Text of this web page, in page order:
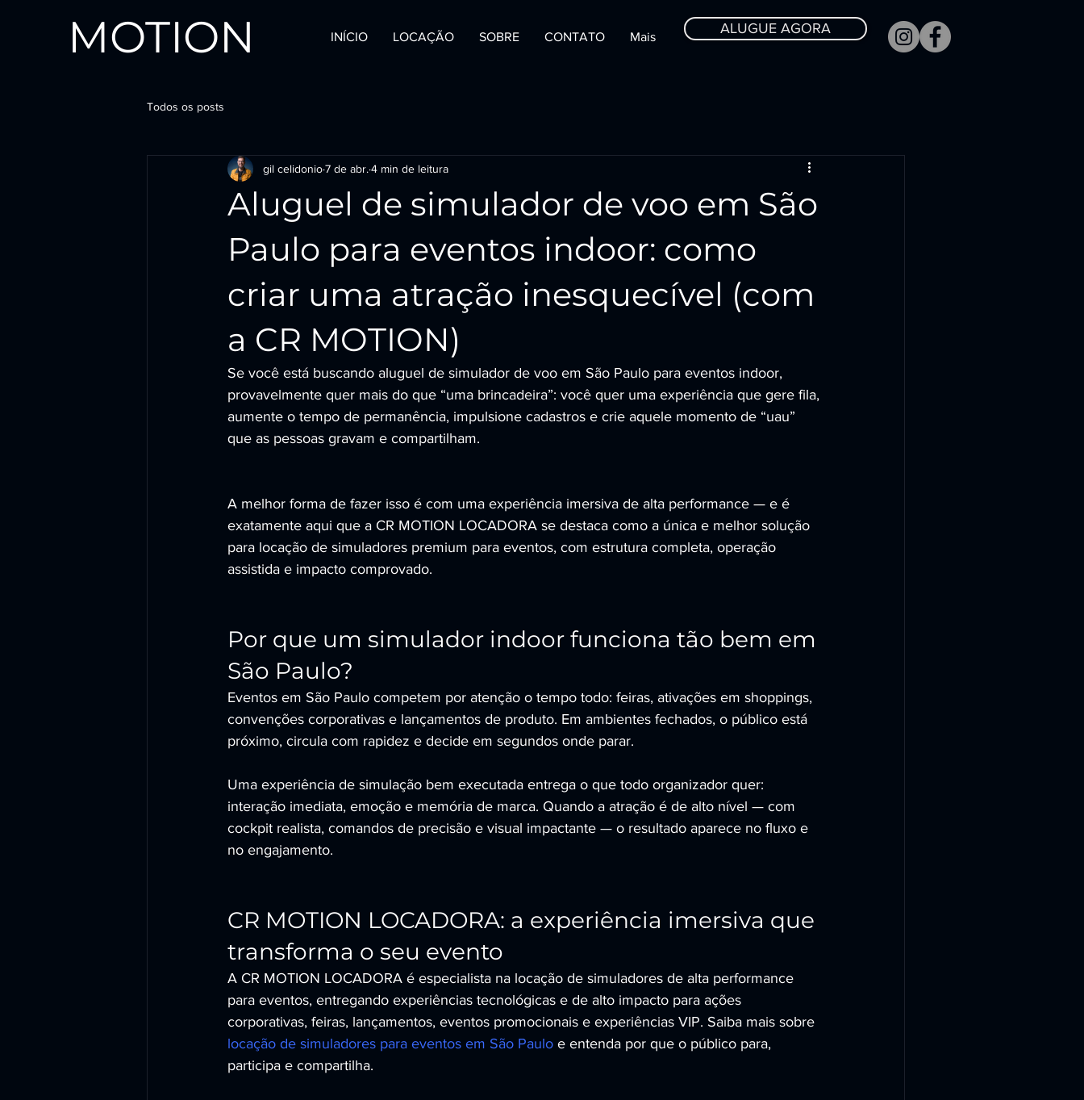
MOTION INÍCIO LOCAÇÃO SOBRE CONTATO Mais
ALUGUE AGORA
Todos os posts
Aluguel de simulador de voo em São
Paulo para eventos indoor: como
criar uma atração inesquecível (com
a CR MOTION)
gil celidonio7 de abr. 4 min de leitura
Se você está buscando aluguel de simulador de voo em São Paulo para eventos indoor,
provavelmente quer mais do que “uma brincadeira”: você quer uma experiência que gere fila,
aumente o tempo de permanência, impulsione cadastros e crie aquele momento de “uau”
que as pessoas gravam e compartilham.
A melhor forma de fazer isso é com uma experiência imersiva de alta performance — e é
exatamente aqui que a CR MOTION LOCADORA se destaca como a única e melhor solução
para locação de simuladores premium para eventos, com estrutura completa, operação
assistida e impacto comprovado.
Por que um simulador indoor funciona tão bem em
São Paulo?
Eventos em São Paulo competem por atenção o tempo todo: feiras, ativações em shoppings,
convenções corporativas e lançamentos de produto. Em ambientes fechados, o público está
próximo, circula com rapidez e decide em segundos onde parar.
Uma experiência de simulação bem executada entrega o que todo organizador quer:
interação imediata, emoção e memória de marca. Quando a atração é de alto nível — com
cockpit realista, comandos de precisão e visual impactante — o resultado aparece no fluxo e
no engajamento.
CR MOTION LOCADORA: a experiência imersiva que
transforma o seu evento
A CR MOTION LOCADORA é especialista na locação de simuladores de alta performance
para eventos, entregando experiências tecnológicas e de alto impacto para ações
corporativas, feiras, lançamentos, eventos promocionais e experiências VIP. Saiba mais sobre
locação de simuladores para eventos em São Paulo e entenda por que o público para,
participa e compartilha.